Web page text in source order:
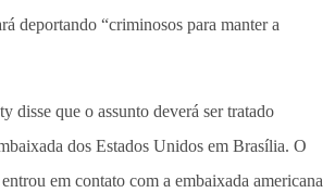
deportando “criminosos para manter a
disse que o assunto deverá ser tratado
dos Estados Unidos em Brasília. O
em contato com a embaixada americana